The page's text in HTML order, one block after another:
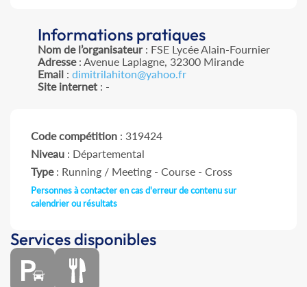
Informations pratiques
Nom de l’organisateur: FSE Lycée Alain-Fournier
Adresse: Avenue Laplagne, 32300 Mirande
Email: dimitrilahiton@yahoo.fr
Site internet: -
Code compétition : 319424
Niveau : Départemental
Type: Running / Meeting - Course - Cross
Personnes à contacter en cas d'erreur de contenu sur
calendrier ou résultats
Services disponibles